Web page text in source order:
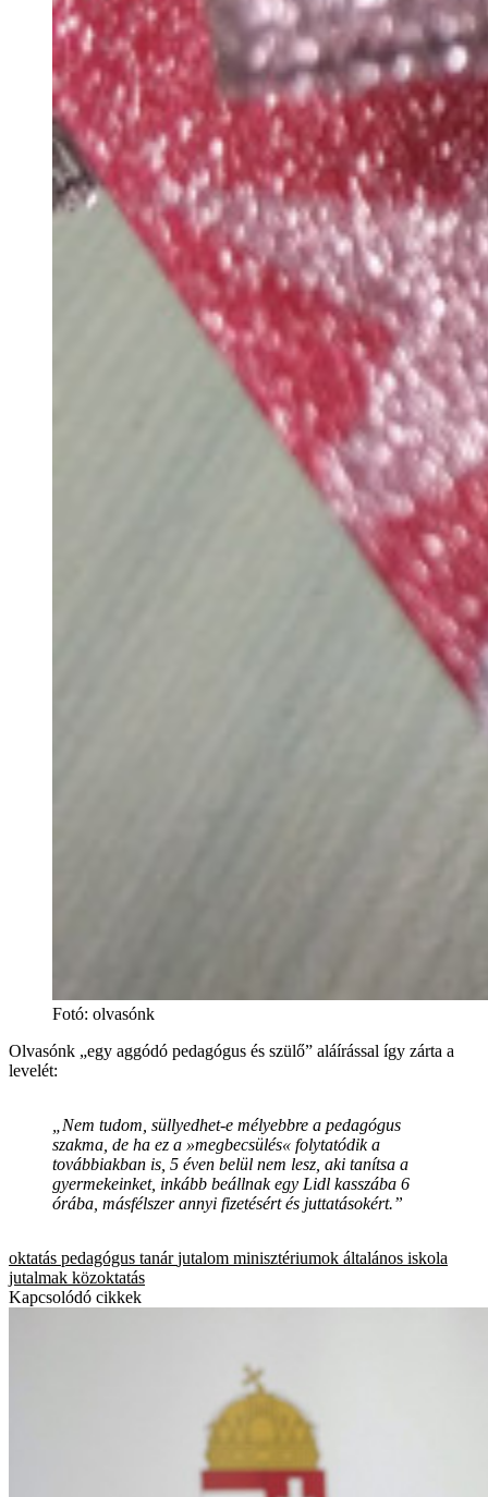
Fotó: olvasónk
Olvasónk „egy aggódó pedagógus és szülő” aláírással így zárta a
levelét:
„Nem tudom, süllyedhet-e mélyebbre a pedagógus
szakma, de ha ez a »megbecsülés« folytatódik a
továbbiakban is, 5 éven belül nem lesz, aki tanítsa a
gyermekeinket, inkább beállnak egy Lidl kasszába 6
órába, másfélszer annyi fizetésért és juttatásokért.”
oktatás pedagógus tanár jutalom minisztériumok általános iskola
jutalmak közoktatás
Kapcsolódó cikkek